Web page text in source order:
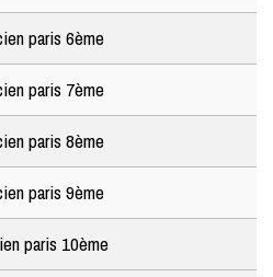
paris 6ème
paris 7ème
paris 8ème
paris 9ème
paris 10ème